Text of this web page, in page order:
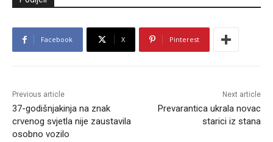
Facebook X Pinterest
Previous article
37-godišnjakinja na znak
crvenog svjetla nije zaustavila
osobno vozilo
Next article
Prevarantica ukrala novac
starici iz stana